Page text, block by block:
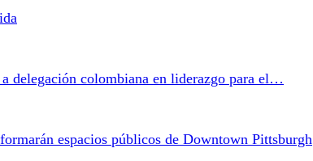
delegación colombiana en liderazgo para el…
espacios públicos de Downtown Pittsburgh